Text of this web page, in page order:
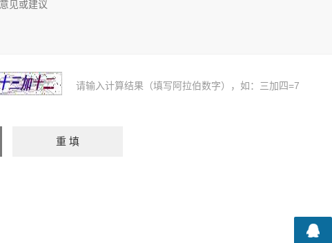
请输入计算结果（填写阿拉伯数字），如：三加四=7